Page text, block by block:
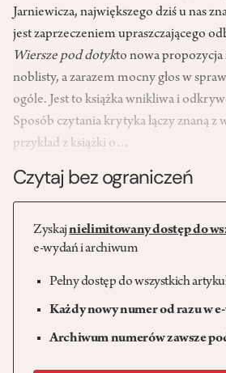
Jarniewicza, największego dziś u nas
jest zaprzeczeniem upraszczającego
Wiersze pod dotykto nowa propozycja
noblisty, a zarazem mocny głos w
ogóle. Jest to książka wnikliwa i
Sposób czytania krytyka łączy znaną z
przykład z książki o…
Czytaj bez ograniczeń
Zyskajnielimitowany dostęp do
e-wydań i archiwum
Pełny dostęp do wszystkich
Każdy nowy numer od razu w
Archiwum numerów zawsze